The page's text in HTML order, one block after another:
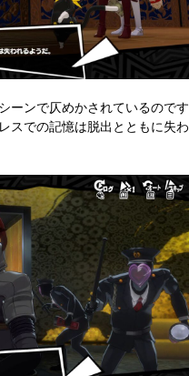
ーンで仄めかされているのです
スでの記憶は脱出とともに失わ